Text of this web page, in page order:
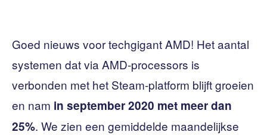
Goed nieuws voor techgigant AMD! Het aantal
systemen dat via AMD-processors is
verbonden met het Steam-platform blijft groeien
en nam in september 2020 met meer dan
25%. We zien een gemiddelde maandelijkse